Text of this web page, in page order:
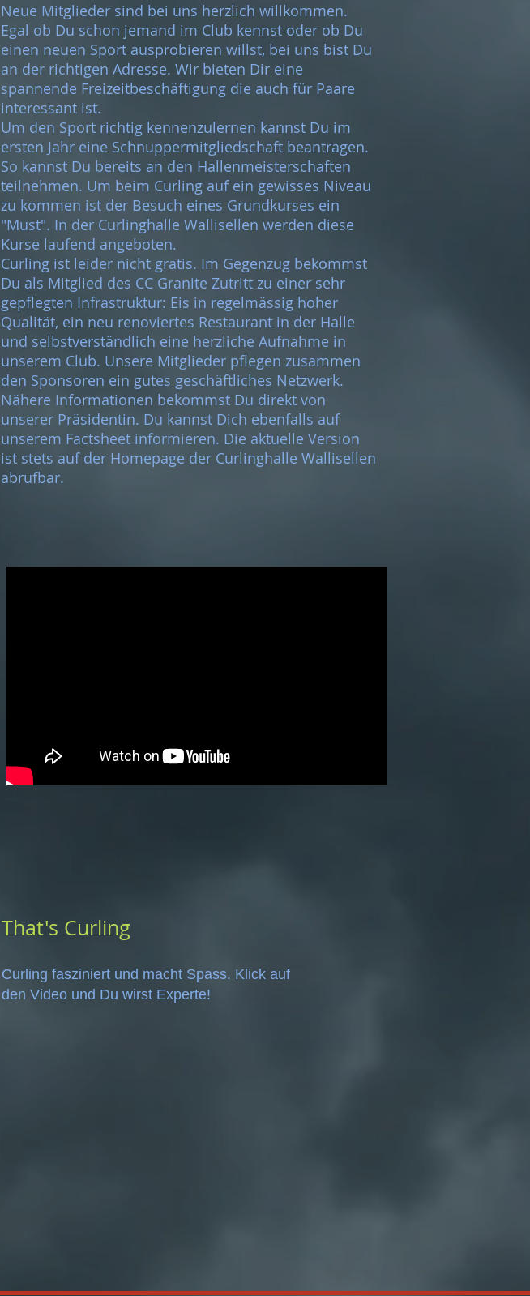
Neue Mitglieder sind bei uns herzlich willkommen.
Egal ob Du schon jemand im Club kennst oder ob Du
einen neuen Sport ausprobieren willst, bei uns bist Du
an der richtigen Adresse. Wir bieten Dir eine
spannende Freizeitbeschäftigung die auch für Paare
interessant ist.
Um den Sport richtig kennenzulernen kannst Du im
ersten Jahr eine Schnuppermitgliedschaft beantragen.
So kannst Du bereits an den Hallenmeisterschaften
teilnehmen. Um beim Curling auf ein gewisses Niveau
zu kommen ist der Besuch eines Grundkurses ein
"Must". In der Curlinghalle Wallisellen werden diese
Kurse laufend angeboten.
Curling ist leider nicht gratis. Im Gegenzug bekommst
Du als Mitglied des CC Granite Zutritt zu einer sehr
gepflegten Infrastruktur: Eis in regelmässig hoher
Qualität, ein neu renoviertes Restaurant in der Halle
und selbstverständlich eine herzliche Aufnahme in
unserem Club. Unsere Mitglieder pflegen zusammen
den Sponsoren ein gutes geschäftliches Netzwerk.
Nähere Informationen bekommst Du direkt von
unserer Präsidentin. Du kannst Dich ebenfalls auf
unserem Factsheet informieren. Die aktuelle Version
ist stets auf der Homepage der Curlinghalle Wallisellen
abrufbar.
That's Curling
Curling fasziniert und macht Spass. Klick auf
den Video und Du wirst Experte!